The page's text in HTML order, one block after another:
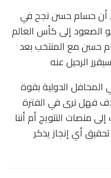
أن حسام حسن نجح في
الصعود إلى كأس العالم
حسن مع المنتخب بعد
الرحيل عنه
المحافل الدولية بقوة
فهل نرى في الفترة
منصات التتويج أم أننا
أي إنجاز يذكر